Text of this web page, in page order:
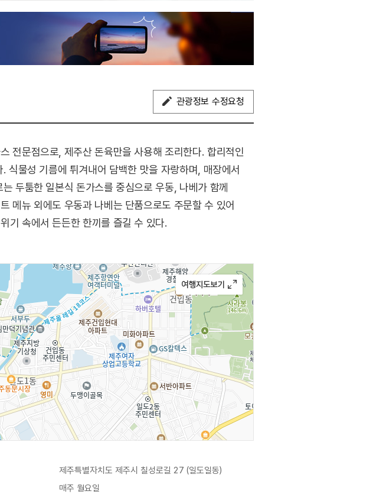
관광정보 수정요청
전문점으로, 제주산 돈육만을 사용해 조리한다. 합리적인
물성 기름에 튀겨내어 담백한 맛을 자랑하며, 매장에서
두툼한 일본식 돈가스를 중심으로 우동, 나베가 함께
메뉴 외에도 우동과 나베는 단품으로도 주문할 수 있어
기 속에서 든든한 한끼를 즐길 수 있다.
제주특별자치도 제주시 칠성로길 27 (일도일동)
매주 월요일